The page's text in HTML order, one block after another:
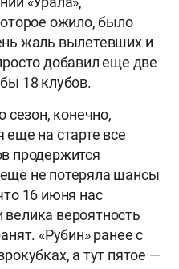
ожило, было
жаль вылетевших и
добавил еще две
18 клубов.
сезон, конечно,
еще на старте все
продержится
не потеряла шансы
16 июня нас
вероятность
«Рубин» ранее с
а тут пятое —